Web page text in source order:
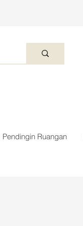
Pendingin Ruangan